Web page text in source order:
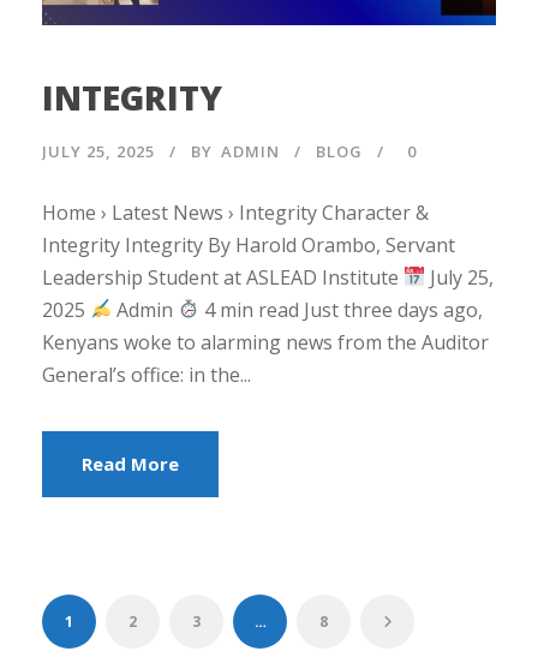
INTEGRITY
JULY 25, 2025 BY ADMIN BLOG 0
Home › Latest News › Integrity Character &
Integrity Integrity By Harold Orambo, Servant
Leadership Student at ASLEAD Institute
July 25,
2025
Admin
4 min read Just three days ago,
Kenyans woke to alarming news from the Auditor
General’s office: in the...
Read More
1 2 3 … 8